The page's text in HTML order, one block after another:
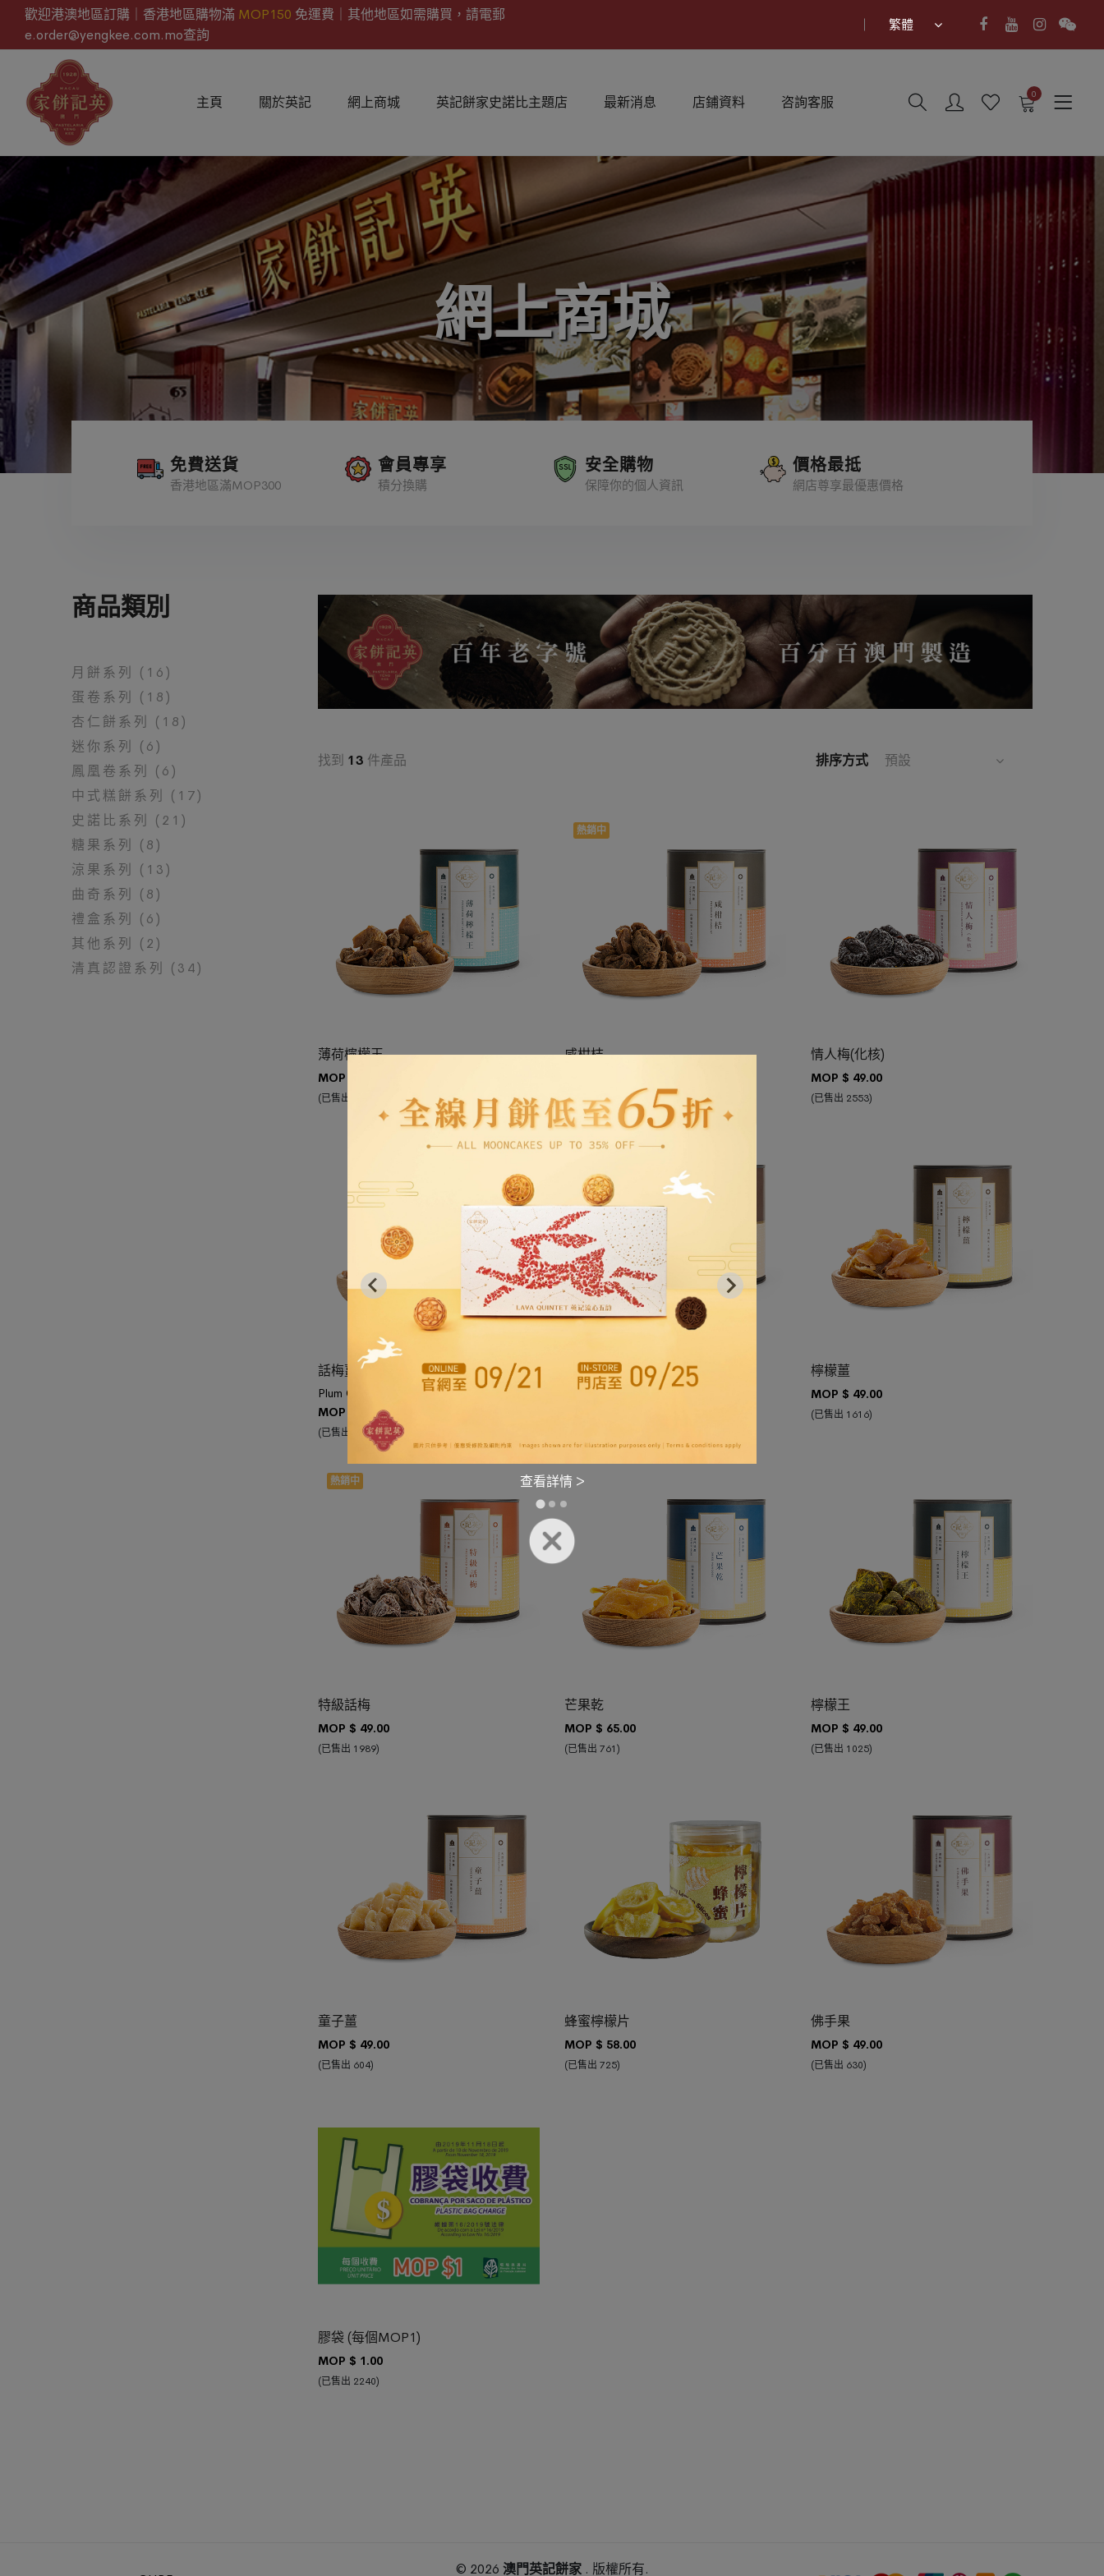
歡迎港澳地區訂購｜香港地區購物滿 MOP150 免運費｜其他地區如需購買，請電郵
e.order@yengkee.com.mo查詢
繁體
主頁 關於英記 網上商城 英記餅家史諾比主題店 最新消息 店鋪資料 咨詢客服 0
查看詳情 >
網上商城
免費送貨
香港地區滿MOP300
會員專享
積分換購
安全購物
保障你的個人資訊
價格最抵
網店尊享最優惠價格
商品類別
月餅系列 (16)
蛋卷系列 (18)
杏仁餅系列 (18)
迷你系列 (6)
鳳凰卷系列 (6)
中式糕餅系列 (17)
史諾比系列 (21)
糖果系列 (8)
涼果系列 (13)
曲奇系列 (8)
禮盒系列 (6)
其他系列 (2)
清真認證系列 (34)
找到 13 件產品 排序方式 預設
加入購物車
薄荷檸檬王
MOP $
(已售出 2016)
熱銷中
加入購物車
咸柑桔
(已售出 3914)
加入購物車
情人梅(化核)
MOP $ 49.00
(已售出 2553)
加入購物車
話梅薑
Plum Ginger
MOP $
49.00
(已售出 1548)
加入購物車
子薑粒
MOP $49.00
加入購物車
檸檬薑
MOP $ 49.00
(已售出 1616)
熱銷中
加入購物車
特級話梅
MOP $ 49.00
(已售出 1989)
加入購物車
芒果乾
MOP $ 65.00
(已售出 761)
加入購物車
檸檬王
MOP $ 49.00
(已售出 1025)
加入購物車
童子薑
MOP $ 49.00
(已售出 604)
加入購物車
蜂蜜檸檬片
MOP $ 58.00
(已售出 725)
加入購物車
佛手果
MOP $ 49.00
(已售出 630)
加入購物車
膠袋 (每個MOP1)
MOP $ 1.00
(已售出 2240)
© 2026 澳門英記餅家 . 版權所有.